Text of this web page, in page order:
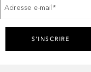
Adresse e-mail *
S'INSCRIRE